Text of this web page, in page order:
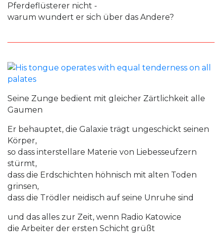
Pferdeflüsterer nicht -
warum wundert er sich über das Andere?
Seine Zunge bedient mit gleicher Zärtlichkeit alle
Gaumen
Er behauptet, die Galaxie trägt ungeschickt seinen
Körper,
so dass interstellare Materie von Liebesseufzern
stürmt,
dass die Erdschichten höhnisch mit alten Toden
grinsen,
dass die Trödler neidisch auf seine Unruhe sind
und das alles zur Zeit, wenn Radio Katowice
die Arbeiter der ersten Schicht grüßt